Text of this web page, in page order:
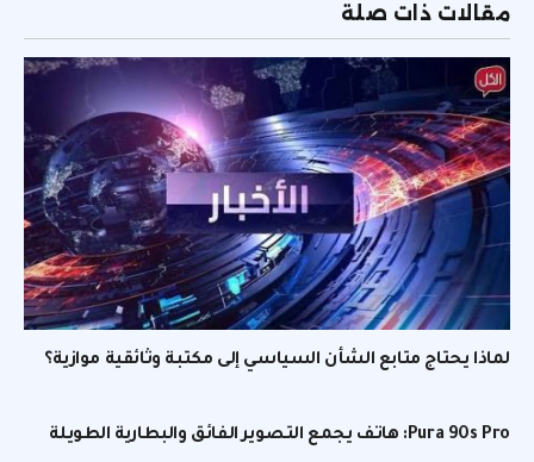
مقالات ذات صلة
لماذا يحتاج متابع الشأن السياسي إلى مكتبة وثائقية موازية؟
Pura 90s Pro: هاتف يجمع التصوير الفائق والبطارية الطويلة